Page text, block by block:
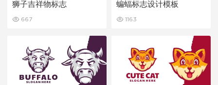
狮子吉祥物标志
667
蝙蝠标志设计模板
1163